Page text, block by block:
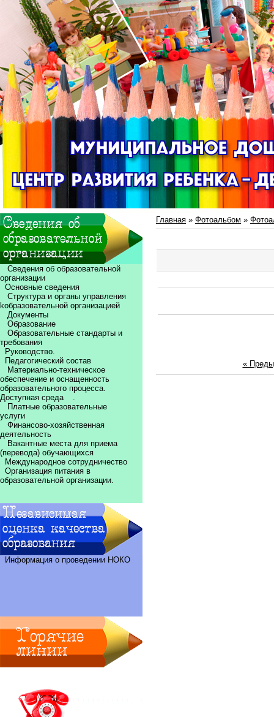
Сведения об образовательной
организации
Основные сведения
Структура и органы управления
kобразовательной организацией
Документы
Образование
Образовательные стандарты и
требования
Руководство.
Педагогический состав
Материально-техническое
обеспечение и оснащенность
образовательного процесса.
Доступная среда
.
Платные образовательные
услуги
Финансово-хозяйственная
деятельность
Вакантные места для приема
(перевода) обучающихся
Международное сотрудничество
Организация питания в
образовательной организации.
Информация о проведении НОКО
Главная » Фотоальбом »
«